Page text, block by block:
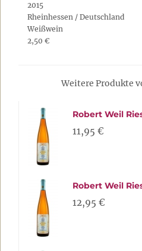
2015
Rheinhessen / Deutschland
Weißwein
2,50 €
Weitere Produkte
Robert Weil
11,95 €
Robert Weil
12,95 €